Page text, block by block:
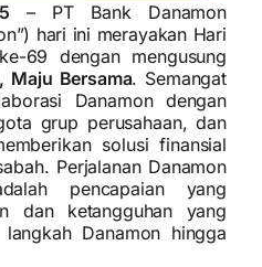
– PT Bank Danamon
hari ini merayakan Hari
69 dengan mengusung
Maju Bersama. Semangat
Danamon dengan
grup perusahaan, dan
solusi finansial
Perjalanan Danamon
pencapaian yang
dan ketangguhan yang
Danamon hingga